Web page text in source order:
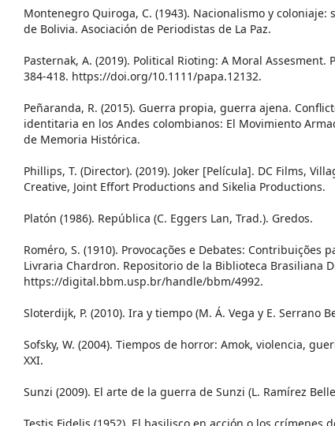
Montenegro Quiroga, C. (1943). Nacionalismo y
de Bolivia. Asociación de Periodistas de La Paz.
Pasternak, A. (2019). Political Rioting: A Moral Assesment.
384-418. https://doi.org/10.1111/papa.12132.
Peñaranda, R. (2015). Guerra propia, guerra ajena.
identitaria en los Andes colombianos: El Movimiento
de Memoria Histórica.
Phillips, T. (Director). (2019). Joker [Película]. DC Films,
Creative, Joint Effort Productions and Sikelia Productions.
Platón (1986). República (C. Eggers Lan, Trad.). Gredos.
Roméro, S. (1910). Provocações e Debates: Contribuições
Livraria Chardron. Repositorio de la Biblioteca Brasiliana
https://digital.bbm.usp.br/handle/bbm/4992.
Sloterdijk, P. (2010). Ira y tiempo (M. Á. Vega y E. Serrano
Sofsky, W. (2004). Tiempos de horror: Amok, violencia,
XXI.
Sunzi (2009). El arte de la guerra de Sunzi (L. Ramírez